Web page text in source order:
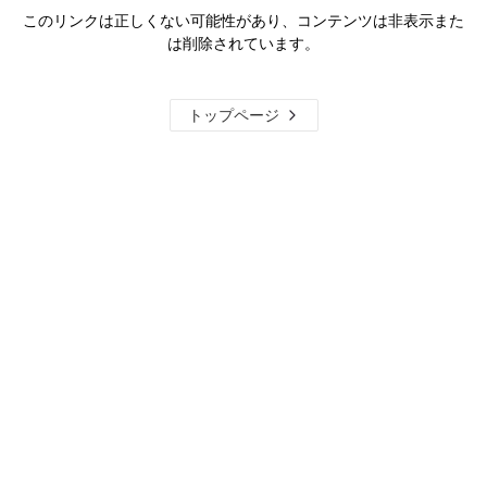
このリンクは正しくない可能性があり、コンテンツは非表示また
は削除されています。
トップページ